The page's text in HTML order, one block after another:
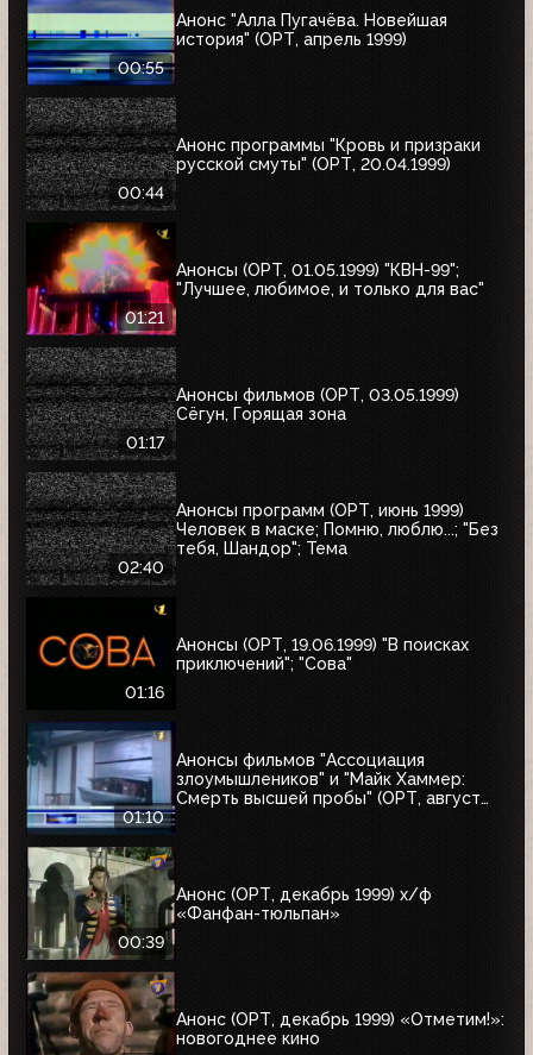
00:55
Анонс "Алла Пугачёва. Новейшая
история" (ОРТ, апрель 1999)
00:44
Анонс программы "Кровь и призраки
русской смуты" (ОРТ, 20.04.1999)
01:21
Анонсы (ОРТ, 01.05.1999) "КВН-99";
"Лучшее, любимое, и только для вас"
01:17
Анонсы фильмов (ОРТ, 03.05.1999)
Сёгун, Горящая зона
02:40
Анонсы программ (ОРТ, июнь 1999)
Человек в маске; Помню, люблю...; "Без
тебя, Шандор"; Тема
01:16
Анонсы (ОРТ, 19.06.1999) "В поисках
приключений"; "Сова"
01:10
Анонсы фильмов "Ассоциация
злоумышлеников" и "Майк Хаммер:
Смерть высшей пробы" (ОРТ, август
00:39
Анонс (ОРТ, декабрь 1999) х/ф
«Фанфан-тюльпан»
Анонс (ОРТ, декабрь 1999) «Отметим!»:
новогоднее кино